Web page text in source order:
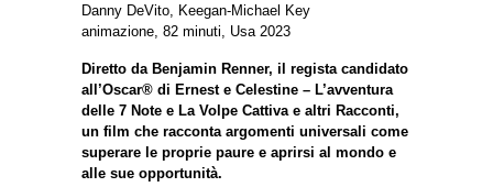
Danny DeVito, Keegan-Michael Key
animazione, 82 minuti, Usa 2023
Diretto da Benjamin Renner, il regista candidato
all’Oscar® di Ernest e Celestine – L’avventura
delle 7 Note e La Volpe Cattiva e altri Racconti,
un film che racconta argomenti universali come
superare le proprie paure e aprirsi al mondo e
alle sue opportunità.